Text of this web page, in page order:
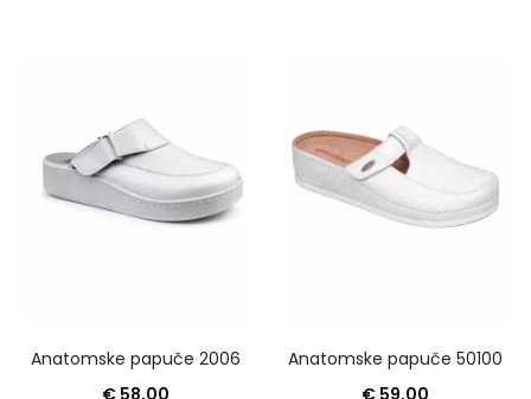
Anatomske papuče 2006
€ 58,00
Anatomske papuče 50100
€ 59,00